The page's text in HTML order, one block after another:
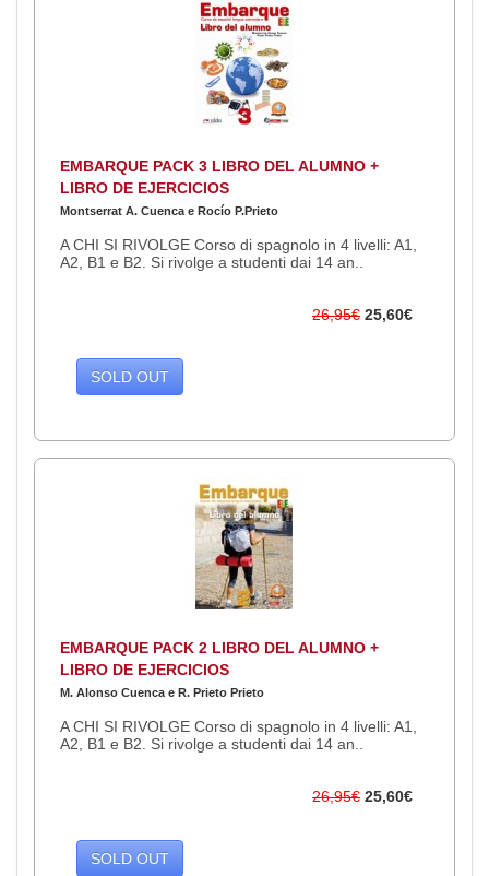
EMBARQUE PACK 3 LIBRO DEL ALUMNO +
LIBRO DE EJERCICIOS
Montserrat A. Cuenca e Rocío P.Prieto
A CHI SI RIVOLGE Corso di spagnolo in 4 livelli: A1,
A2, B1 e B2. Si rivolge a studenti dai 14 an..
26,95€ 25,60€
SOLD OUT
EMBARQUE PACK 2 LIBRO DEL ALUMNO +
LIBRO DE EJERCICIOS
M. Alonso Cuenca e R. Prieto Prieto
A CHI SI RIVOLGE Corso di spagnolo in 4 livelli: A1,
A2, B1 e B2. Si rivolge a studenti dai 14 an..
26,95€ 25,60€
SOLD OUT